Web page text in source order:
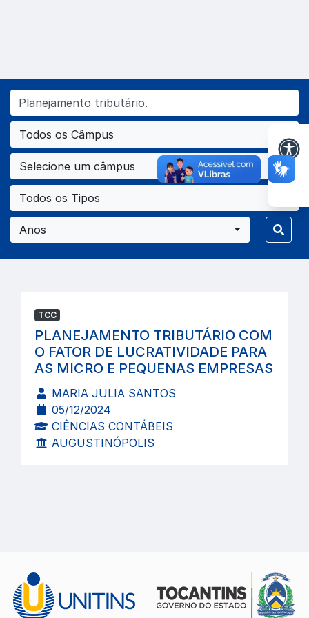
Todos os Câmpus
Selecione um câmpus
Todos os Tipos
Anos
TCC
PLANEJAMENTO TRIBUTÁRIO COM
O FATOR DE LUCRATIVIDADE PARA
AS MICRO E PEQUENAS EMPRESAS
MARIA JULIA SANTOS
05/12/2024
CIÊNCIAS CONTÁBEIS
AUGUSTINÓPOLIS